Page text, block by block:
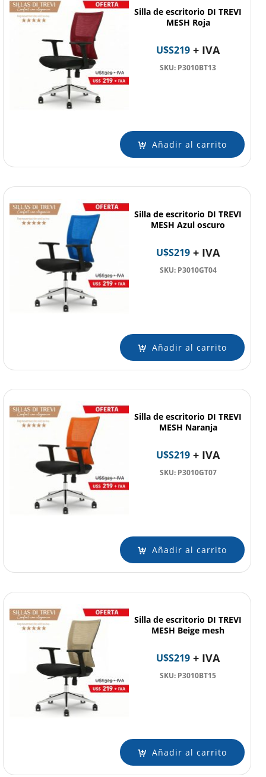
Silla de escritorio DI TREVI
MESH Roja
U$S219 + IVA
SKU: P3010BT13
Añadir al carrito
Silla de escritorio DI TREVI
MESH Azul oscuro
U$S219 + IVA
SKU: P3010GT04
Añadir al carrito
Silla de escritorio DI TREVI
MESH Naranja
U$S219 + IVA
SKU: P3010GT07
Añadir al carrito
Silla de escritorio DI TREVI
MESH Beige mesh
U$S219 + IVA
SKU: P3010BT15
Añadir al carrito